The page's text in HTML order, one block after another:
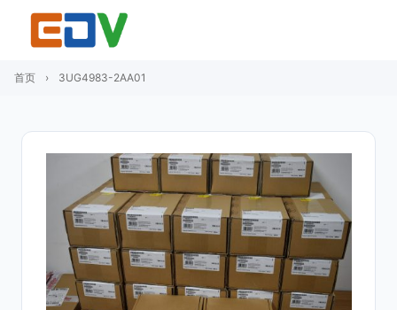
首页 › 3UG4983-2AA01